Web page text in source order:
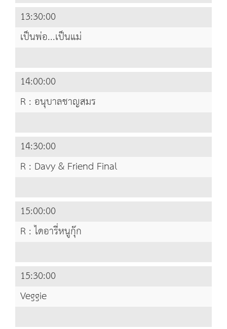
13:30:00
เป็นพ่อ...เป็นแม่
14:00:00
R : อนุบาลชาญสมร
14:30:00
R : Davy & Friend Final
15:00:00
R : ไดอารี่หนูกุ๊ก
15:30:00
Veggie